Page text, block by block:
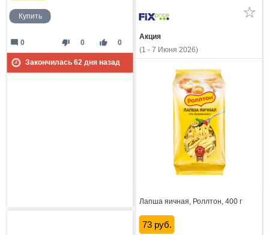
Купить
thumb_down 0 thumb_up 0
mode_comment 0
Закончилась 62дня назад
Акция
(1 - 7 Июня 2026)
Лапша яичная, Роллтон, 400 г
73 руб.